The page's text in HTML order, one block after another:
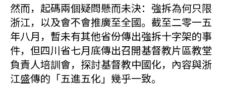
然而，起碼兩個疑問懸而未決：強拆為何只限
浙江，以及會不會推廣至全國。截至二零一五
年八月，暫未有其他省份傳出強拆十字架的事
件，但四川省七月底傳出召開基督教片區教堂
負責人培訓會，探討基督教中國化，內容與浙
江盛傳的「五進五化」幾乎一致。